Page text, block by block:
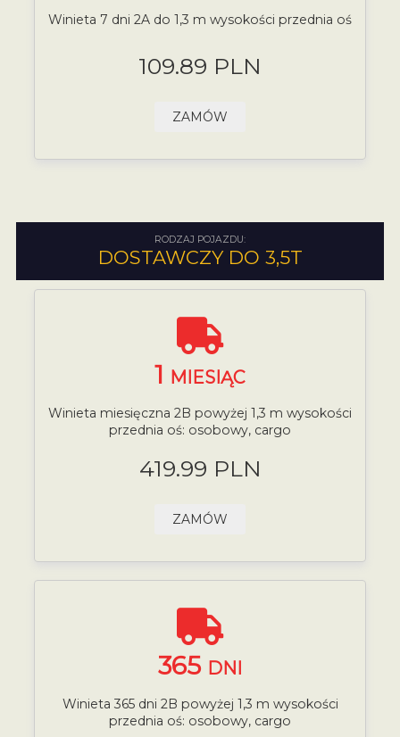
Winieta 7 dni 2A do 1,3 m wysokości przednia oś
109.89 PLN
ZAMÓW
RODZAJ POJAZDU:
DOSTAWCZY DO 3,5T
1 MIESIĄC
Winieta miesięczna 2B powyżej 1,3 m wysokości
przednia oś: osobowy, cargo
419.99 PLN
ZAMÓW
365 DNI
Winieta 365 dni 2B powyżej 1,3 m wysokości
przednia oś: osobowy, cargo